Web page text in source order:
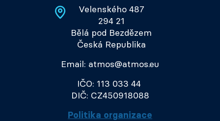
Velenského 487
294 21
Bělá pod Bezdězem
Česká Republika
Email: atmos@atmos.eu
IČO: 113 033 44
DIČ: CZ450918088
Politika organizace